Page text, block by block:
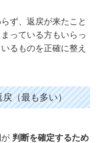
ず、返戻が来たこと
っている方もいらっ
るものを正確に整え
（最も多い）
判断を確定するため